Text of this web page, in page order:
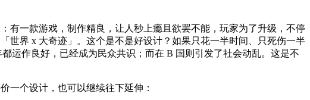
有一款游戏，制作精良，让人秒上瘾且欲罢不能，玩家为了升级，不停
世界 x 大奇迹」。这个是不是好设计？如果只花一半时间、只死伤一半
运作良好，已经成为民众共识；而在 B 国则引发了社会动乱。这是不
一个设计，也可以继续往下延伸：